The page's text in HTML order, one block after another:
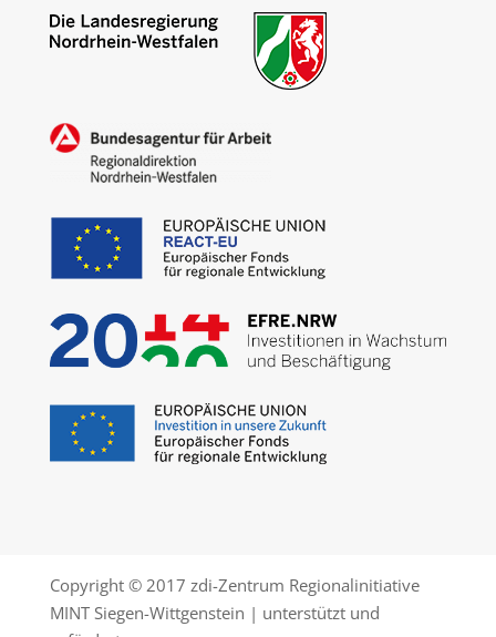
Copyright © 2017 zdi-Zentrum Regionalinitiative
MINT Siegen-Wittgenstein | unterstützt und